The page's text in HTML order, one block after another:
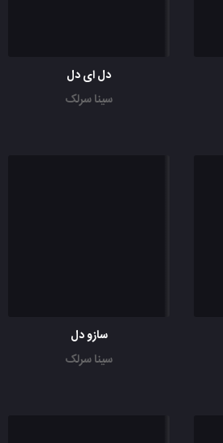
دل ای دل
سینا سرلک
سازو دل
سینا سرلک